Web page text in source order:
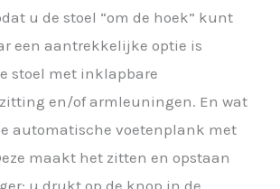
u de stoel “om de hoek” kunt
een aantrekkelijke optie is
stoel met inklapbare
en/of armleuningen. En wat
automatische voetenplank met
maakt het zitten en opstaan